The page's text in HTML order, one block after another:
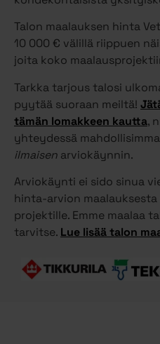
Talon maalauksen hinta
10 000 € välillä riippuen
joita koko
Tarkka tarjous talosi
pyytää suoraan meiltä!
tämän lomakkeen kautta,
yhteydessä
ilmaisen arviokäynnin.
Arviokäynti ei sido sinua
hinta-arvion
projektille. Emme maalaa
tarvitse. Lue lisää talon